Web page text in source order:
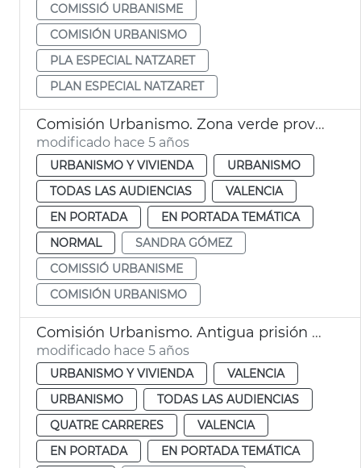
COMISSIÓ URBANISME
COMISIÓN URBANISMO
PLA ESPECIAL NATZARET
PLAN ESPECIAL NATZARET
Comisión Urbanismo. Zona verde provisional San Marcelino
modificado hace 5 años
URBANISMO Y VIVIENDA
URBANISMO
TODAS LAS AUDIENCIAS
VALENCIA
EN PORTADA
EN PORTADA TEMÁTICA
NORMAL
SANDRA GÓMEZ
COMISSIÓ URBANISME
COMISIÓN URBANISMO
Comisión Urbanismo. Antigua prisión de mujeres
modificado hace 5 años
URBANISMO Y VIVIENDA
VALENCIA
URBANISMO
TODAS LAS AUDIENCIAS
QUATRE CARRERES
VALENCIA
EN PORTADA
EN PORTADA TEMÁTICA